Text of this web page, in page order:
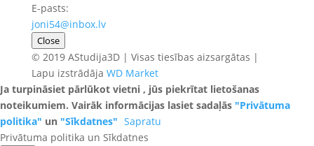
E-pasts:
joni54@inbox.lv
Close
© 2019 AStudija3D | Visas tiesības aizsargātas |
Lapu izstrādāja WD Market
Ja turpināsiet pārlūkot vietni , jūs piekrītat lietošanas
noteikumiem. Vairāk informācijas lasiet sadaļās "Privātuma
politika" un "Sīkdatnes" Sapratu
Privātuma politika un Sīkdatnes